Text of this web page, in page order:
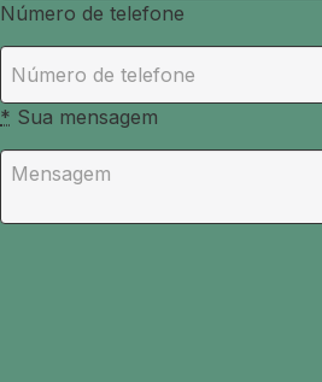
Número de telefone
* Sua mensagem